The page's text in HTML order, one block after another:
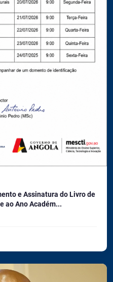
e Assinatura do Livro de
ao Ano Académ...